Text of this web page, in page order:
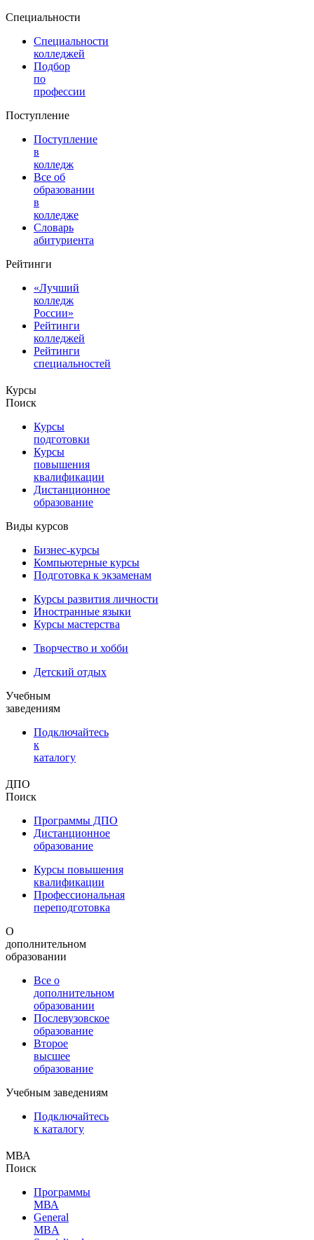
Специальности
Специальности
колледжей
Подбор
по
профессии
Поступление
Поступление
в
колледж
Все об
образовании
в
колледже
Словарь
абитуриента
Рейтинги
«Лучший
колледж
России»
Рейтинги
колледжей
Рейтинги
специальностей
Курсы
Поиск
Курсы
подготовки
Курсы
повышения
квалификации
Дистанционное
образование
Виды курсов
Бизнес-курсы
Компьютерные курсы
Подготовка к экзаменам
Курсы развития личности
Иностранные языки
Курсы мастерства
Творчество и хобби
Детский отдых
Учебным
заведениям
Подключайтесь
к
каталогу
ДПО
Поиск
Программы ДПО
Дистанционное
образование
Курсы повышения
квалификации
Профессиональная
переподготовка
О
дополнительном
образовании
Все о
дополнительном
образовании
Послевузовское
образование
Второе
высшее
образование
Учебным заведениям
Подключайтесь
к каталогу
МВА
Поиск
Программы
МВА
General
MBA